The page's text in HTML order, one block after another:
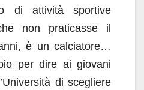
di attività sportive
non praticasse il
è un calciatore…
per dire ai giovani
di scegliere